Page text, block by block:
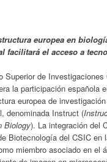
europea en
facilitará el acceso a
Superior de
la participación española
europea de
denominada Instruct (
Biology). La integración del
Biotecnología del CSIC en
miembro asociado en el